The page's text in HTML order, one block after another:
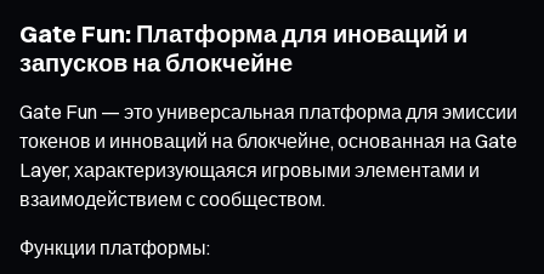
Gate Fun: Платформа для иноваций и
запусков на блокчейне
Gate Fun — это универсальная платформа для эмиссии
токенов и инноваций на блокчейне, основанная на Gate
Layer, характеризующаяся игровыми элементами и
взаимодействием с сообществом.
Функции платформы: